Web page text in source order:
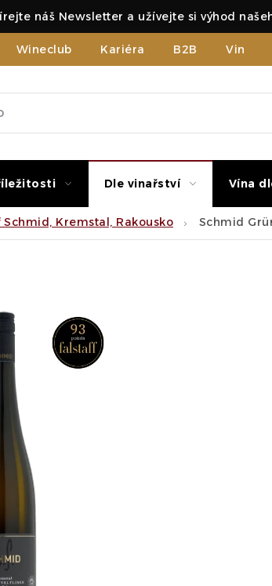
náš Newsletter a užívejte si výhod
Wineclub Kariéra B2B Vinné
Dle vinařství Vína
Kremstal, Rakousko Schmid